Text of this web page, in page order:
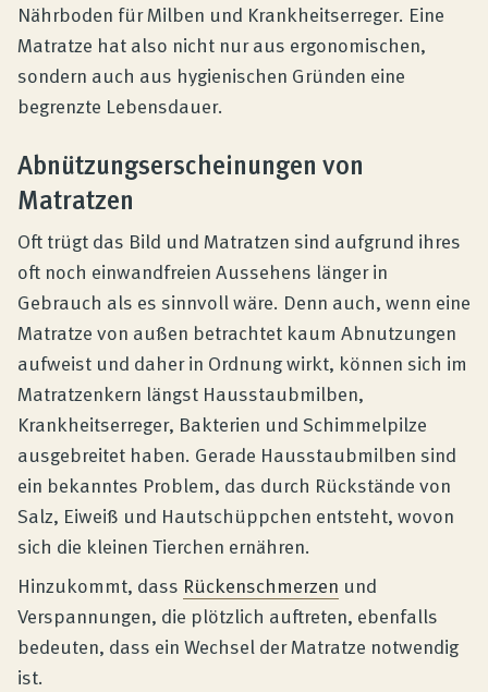
Nährboden für Milben und Krankheitserreger. Eine
Matratze hat also nicht nur aus ergonomischen,
sondern auch aus hygienischen Gründen eine
begrenzte Lebensdauer.
Abnützungserscheinungen von
Matratzen
Oft trügt das Bild und Matratzen sind aufgrund ihres
oft noch einwandfreien Aussehens länger in
Gebrauch als es sinnvoll wäre. Denn auch, wenn eine
Matratze von außen betrachtet kaum Abnutzungen
aufweist und daher in Ordnung wirkt, können sich im
Matratzenkern längst Hausstaubmilben,
Krankheitserreger, Bakterien und Schimmelpilze
ausgebreitet haben. Gerade Hausstaubmilben sind
ein bekanntes Problem, das durch Rückstände von
Salz, Eiweiß und Hautschüppchen entsteht, wovon
sich die kleinen Tierchen ernähren.
Hinzukommt, dass Rückenschmerzen und
Verspannungen, die plötzlich auftreten, ebenfalls
bedeuten, dass ein Wechsel der Matratze notwendig
ist.